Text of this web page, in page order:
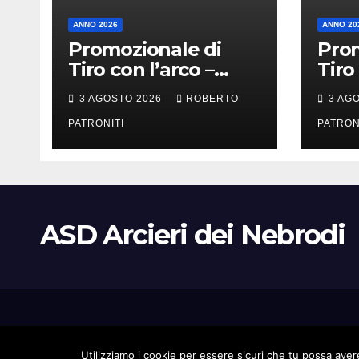
ANNO 2026
Promozionale di
Tiro con l’arco –
Longi (Me)
3 AGOSTO 2026 ROBERTO
PATRONITI
ANNO
Tiro
3
ASD Arcieri dei Nebrodi
Utilizziamo i cookie per essere sicuri che tu possa